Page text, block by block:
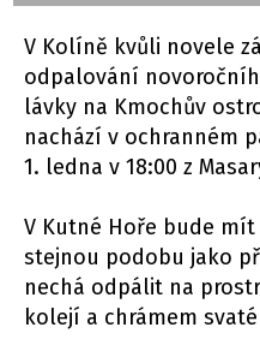
V Kolíně kvůli novele
odpalování
lávky na Kmochův
nachází v ochranném
1. ledna v 18:00 z
V Kutné Hoře bude
stejnou podobu jako
nechá odpálit na
kolejí a chrámem